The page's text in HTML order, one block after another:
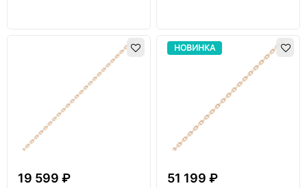
19 599 ₽
НОВИНКА
51 199 ₽